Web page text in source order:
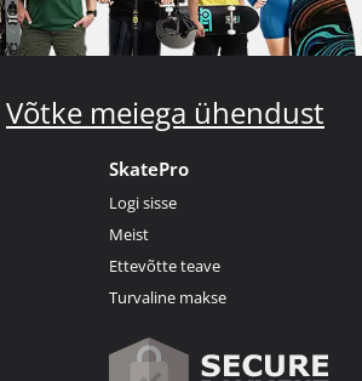
Võtke meiega ühendust
SkatePro
Logi sisse
Meist
Ettevõtte teave
Turvaline makse